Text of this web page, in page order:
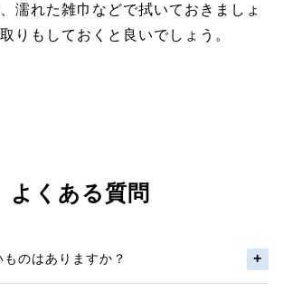
濡れた雑巾などで拭いておきましょ
りもしておくと良いでしょう。
よくある質問
のはありますか？